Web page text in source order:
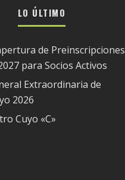
LO ÚLTIMO
de Preinscripciones
para Socios Activos
Extraordinaria de
2026
Cuyo «C»